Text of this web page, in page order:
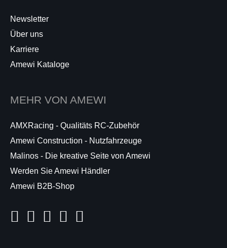
Newsletter
Über uns
Karriere
Amewi Kataloge
MEHR VON AMEWI
AMXRacing - Qualitäts RC-Zubehör
Amewi Construction - Nutzfahrzeuge
Malinos - Die kreative Seite von Amewi
Werden Sie Amewi Händler
Amewi B2B-Shop